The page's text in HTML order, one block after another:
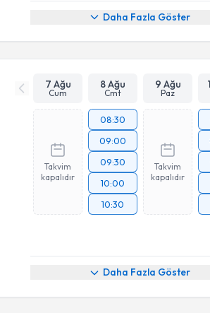
Daha Fazla Göster
7 Ağu
Cum
8 Ağu
Cmt
9 Ağu
Paz
Takvim
kapalıdır
08:30
09:00
09:30
10:00
10:30
Takvim
kapalıdır
Daha Fazla Göster